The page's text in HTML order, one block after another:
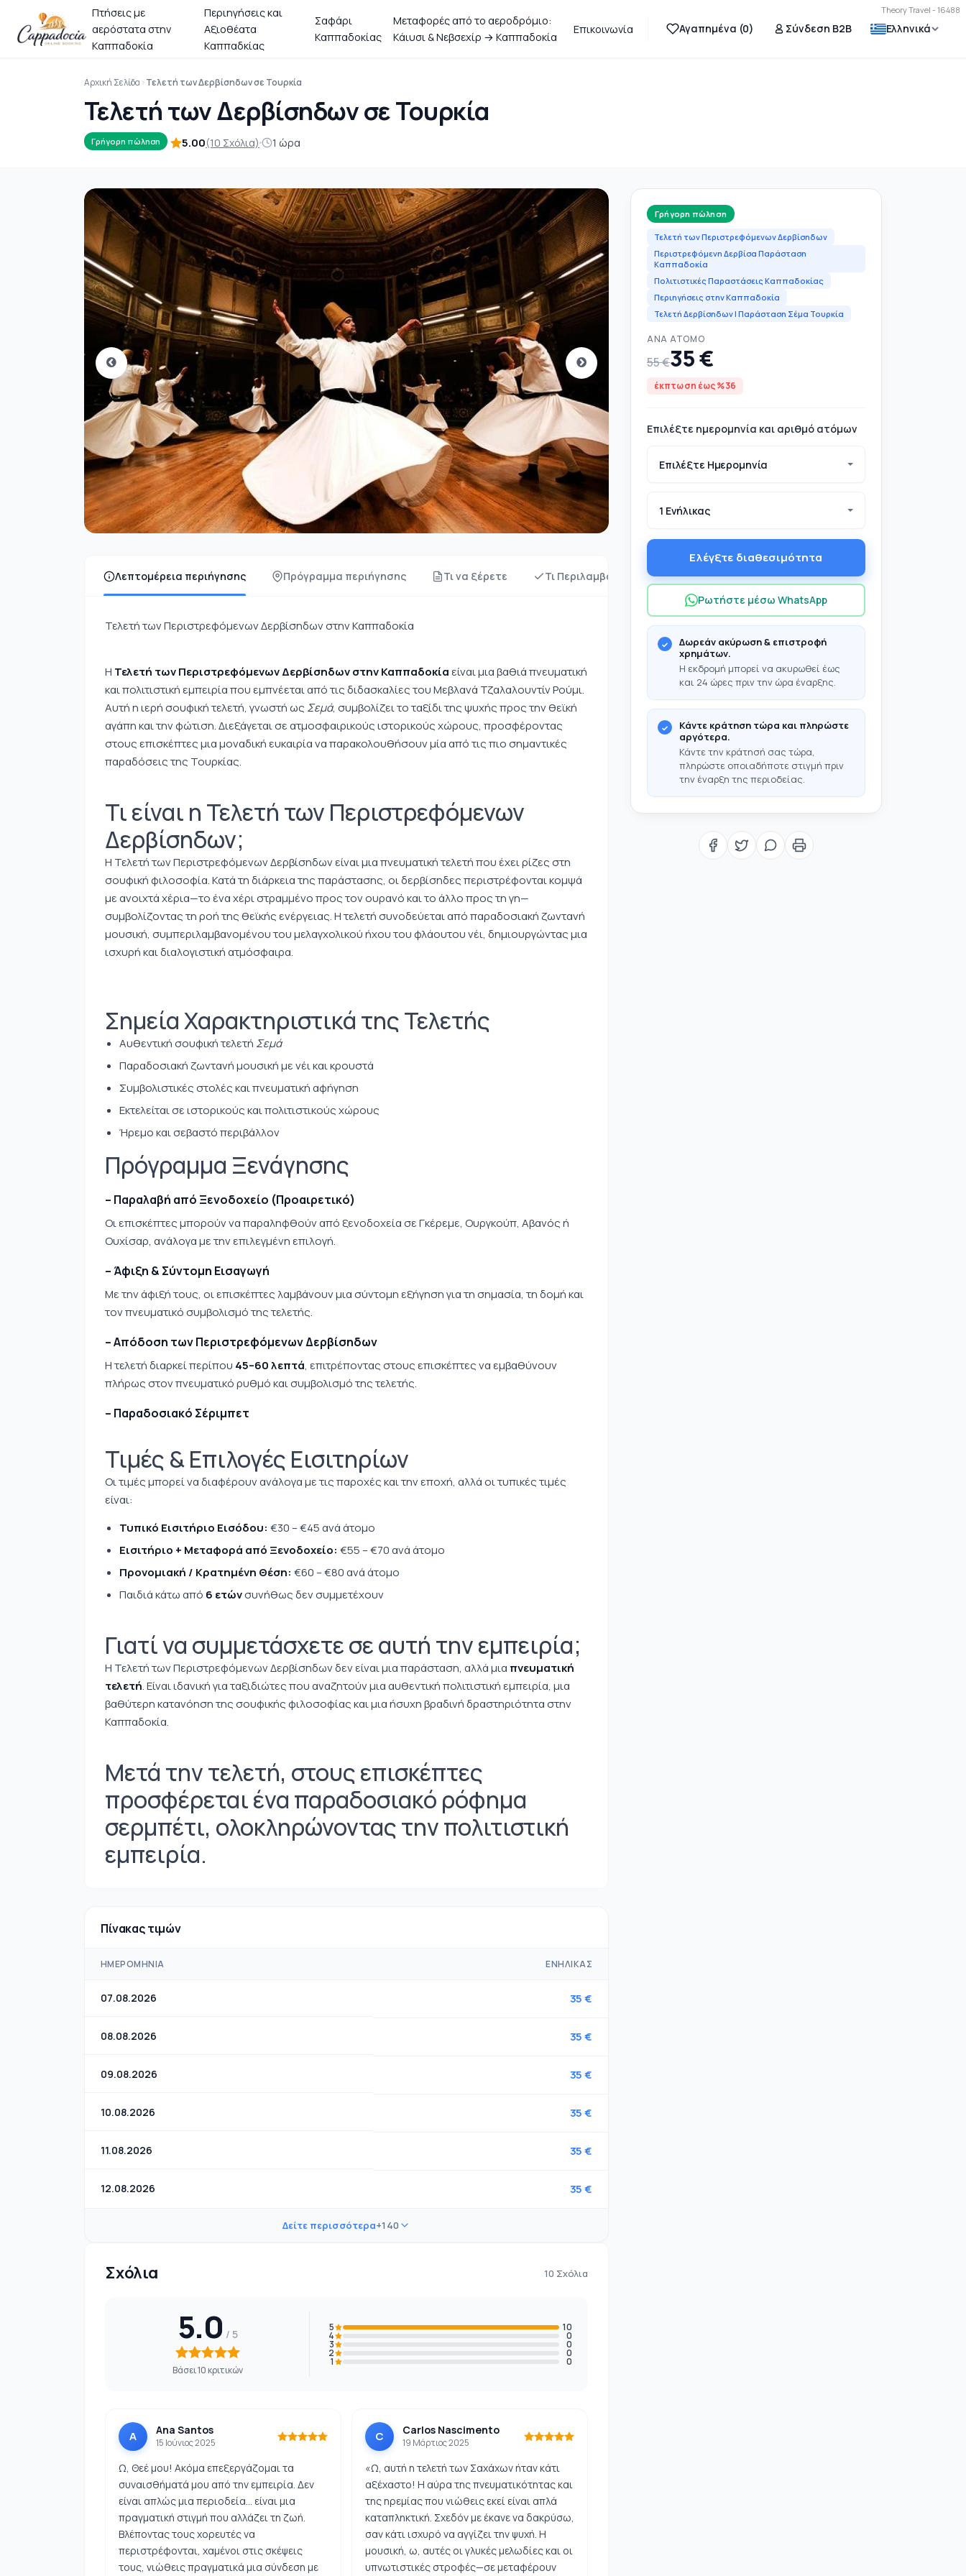
Theory Travel - 16488
Πτήσεις με
αερόστατα στην
Καππαδοκία
Περιηγήσεις και
Αξιοθέατα
Καππαδκίας
Σαφάρι
Καππαδοκίας
Μεταφορές από το αεροδρόμιο:
Κάιυσι & Νεβσεχίρ → Καππαδοκία
Επικοινωνία Αγαπημένα (0) Σύνδεση B2B Ελληνικά
Αρχική Σελίδα Τελετή των Δερβίσηδων σε Τουρκία
Τελετή των Δερβίσηδων σε Τουρκία
Γρήγορη πώληση 5.00(10 Σχόλια) 1 ώρα
Λεπτομέρεια περιήγησης Πρόγραμμα περιήγησης Τι να ξέρετε Τι Περιλαμβάνεται Τι να φέρετε μαζί σας;
Τελετή των Περιστρεφόμενων Δερβίσηδων στην Καππαδοκία
Η Τελετή των Περιστρεφόμενων Δερβίσηδων στην Καππαδοκίαείναι μια βαθιά πνευματική
και πολιτιστική εμπειρία που εμπνέεται από τις διδασκαλίες του Μεβλανά Τζαλαλουντίν Ρούμι.
Αυτή η ιερή σουφική τελετή, γνωστή ως Σεμά, συμβολίζει το ταξίδι της ψυχής προς την θεϊκή
αγάπη και την φώτιση. Διεξάγεται σε ατμοσφαιρικούς ιστορικούς χώρους, προσφέροντας
στους επισκέπτες μια μοναδική ευκαιρία να παρακολουθήσουν μία από τις πιο σημαντικές
παραδόσεις της Τουρκίας.
Τι είναι η Τελετή των Περιστρεφόμενων
Δερβίσηδων;
Η Τελετή των Περιστρεφόμενων Δερβίσηδων είναι μια πνευματική τελετή που έχει ρίζες στη
σουφική φιλοσοφία. Κατά τη διάρκεια της παράστασης, οι δερβίσηδες περιστρέφονται κομψά
με ανοιχτά χέρια—το ένα χέρι στραμμένο προς τον ουρανό και το άλλο προς τη γη—
συμβολίζοντας τη ροή της θεϊκής ενέργειας. Η τελετή συνοδεύεται από παραδοσιακή ζωντανή
μουσική, συμπεριλαμβανομένου του μελαγχολικού ήχου του φλάουτου νέι, δημιουργώντας μια
ισχυρή και διαλογιστική ατμόσφαιρα.
Σημεία Χαρακτηριστικά της Τελετής
Αυθεντική σουφική τελετή Σεμά
Παραδοσιακή ζωντανή μουσική με νέι και κρουστά
Συμβολιστικές στολές και πνευματική αφήγηση
Εκτελείται σε ιστορικούς και πολιτιστικούς χώρους
Ήρεμο και σεβαστό περιβάλλον
Πρόγραμμα Ξενάγησης
– Παραλαβή από Ξενοδοχείο (Προαιρετικό)
Οι επισκέπτες μπορούν να παραληφθούν από ξενοδοχεία σε Γκέρεμε, Ουργκούπ, Αβανός ή
Ουχίσαρ, ανάλογα με την επιλεγμένη επιλογή.
– Άφιξη & Σύντομη Εισαγωγή
Με την άφιξή τους, οι επισκέπτες λαμβάνουν μια σύντομη εξήγηση για τη σημασία, τη δομή και
τον πνευματικό συμβολισμό της τελετής.
– Απόδοση των Περιστρεφόμενων Δερβίσηδων
Η τελετή διαρκεί περίπου 45–60 λεπτά, επιτρέποντας στους επισκέπτες να εμβαθύνουν
πλήρως στον πνευματικό ρυθμό και συμβολισμό της τελετής.
– Παραδοσιακό Σέριμπετ
Τιμές & Επιλογές Εισιτηρίων
Οι τιμές μπορεί να διαφέρουν ανάλογα με τις παροχές και την εποχή, αλλά οι τυπικές τιμές
είναι:
Τυπικό Εισιτήριο Εισόδου: €30 – €45 ανά άτομο
Εισιτήριο + Μεταφορά από Ξενοδοχείο: €55 – €70 ανά άτομο
Προνομιακή / Κρατημένη Θέση: €60 – €80 ανά άτομο
Παιδιά κάτω από 6 ετώνσυνήθως δεν συμμετέχουν
Γιατί να συμμετάσχετε σε αυτή την εμπειρία;
Η Τελετή των Περιστρεφόμενων Δερβίσηδων δεν είναι μια παράσταση, αλλά μια πνευματική
τελετή. Είναι ιδανική για ταξιδιώτες που αναζητούν μια αυθεντική πολιτιστική εμπειρία, μια
βαθύτερη κατανόηση της σουφικής φιλοσοφίας και μια ήσυχη βραδινή δραστηριότητα στην
Καππαδοκία.
Μετά την τελετή, στους επισκέπτες
προσφέρεται ένα παραδοσιακό ρόφημα
σερμπέτι, ολοκληρώνοντας την πολιτιστική
εμπειρία.
Πίνακας τιμών
ΗΜΕΡΟΜΗΝΊΑ ΕΝΉΛΙΚΑΣ
07.08.2026 35 €
08.08.2026 35 €
09.08.2026 35 €
10.08.2026 35 €
11.08.2026 35 €
12.08.2026 35 €
Δείτε περισσότερα+140
Σχόλια 10 Σχόλια
5.0
Βάσει 10 κριτικών
5 10
4 0
3 0
2 0
1 0
A Ana Santos
15 Ιούνιος 2025
Ω, Θεέ μου! Ακόμα επεξεργάζομαι τα
συναισθήματά μου από την εμπειρία. Δεν
είναι απλώς μια περιοδεία... είναι μια
πραγματική στιγμή που αλλάζει τη ζωή.
Βλέποντας τους χορευτές να
περιστρέφονται, χαμένοι στις σκέψεις
τους, νιώθεις πραγματικά μια σύνδεση με
C Carlos Nascimento
19 Μάρτιος 2025
«Ω, αυτή η τελετή των Σαχάχων ήταν κάτι
αξέχαστο! Η αύρα της πνευματικότητας και
της ηρεμίας που νιώθεις εκεί είναι απλά
καταπληκτική. Σχεδόν με έκανε να δακρύσω,
σαν κάτι ισχυρό να αγγίζει την ψυχή. Η
μουσική, ω, αυτές οι γλυκές μελωδίες και οι
υπνωτιστικές στροφές—σε μεταφέρουν
Γρήγορη πώληση
Τελετή των Περιστρεφόμενων Δερβίσηδων
Περιστρεφόμενη Δερβίσα Παράσταση
Καππαδοκία
Πολιτιστικές Παραστάσεις Καππαδοκίας
Περιηγήσεις στην Καππαδοκία
Τελετή Δερβίσηδων | Παράσταση Σέμα Τουρκία
ΑΝΆ ΆΤΟΜΟ
55 €35 €
έκπτωση έως %36
Επιλέξτε ημερομηνία και αριθμό ατόμων
Επιλέξτε Ημερομηνία
1 Ενήλικας
Ελέγξτε διαθεσιμότητα
Ρωτήστε μέσω WhatsApp
Δωρεάν ακύρωση & επιστροφή
χρημάτων.
Η εκδρομή μπορεί να ακυρωθεί έως
και 24 ώρες πριν την ώρα έναρξης.
Κάντε κράτηση τώρα και πληρώστε
αργότερα.
Κάντε την κράτησή σας τώρα,
πληρώστε οποιαδήποτε στιγμή πριν
την έναρξη της περιοδείας.